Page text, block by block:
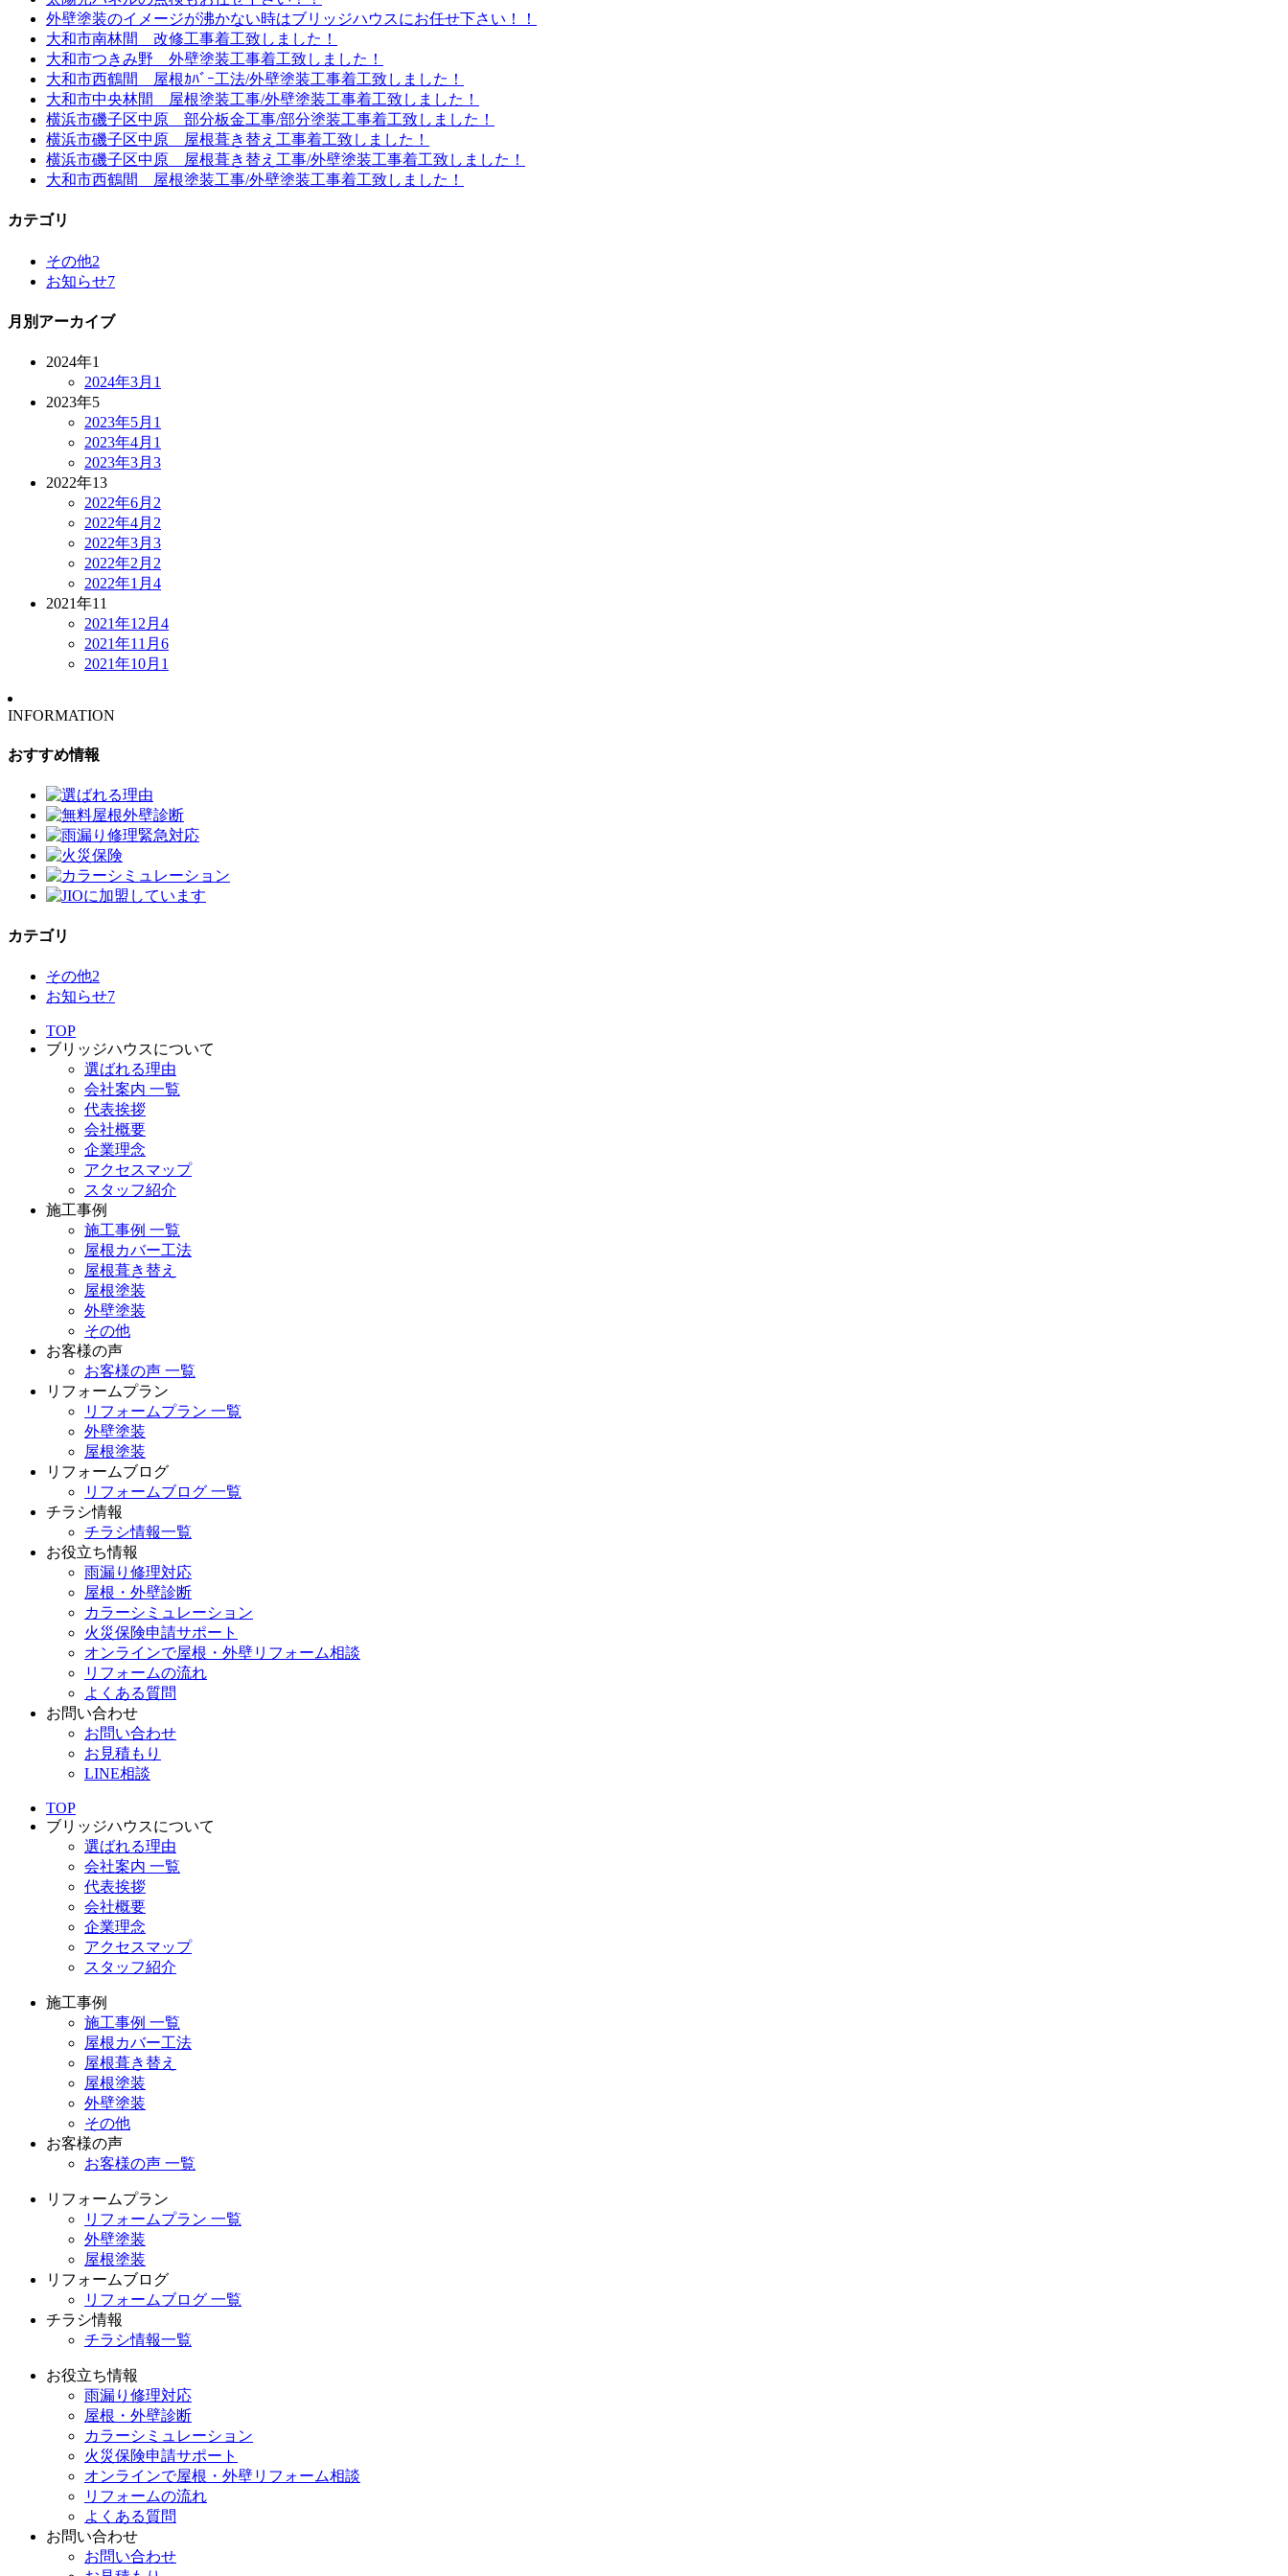
外壁塗装のイメージが沸かない時はブリッジハウスにお任せ下さい！！
大和市南林間 改修工事着工致しました！
大和市つきみ野 外壁塗装工事着工致しました！
大和市西鶴間 屋根ｶﾊﾞｰ工法/外壁塗装工事着工致しました！
大和市中央林間 屋根塗装工事/外壁塗装工事着工致しました！
横浜市磯子区中原 部分板金工事/部分塗装工事着工致しました！
横浜市磯子区中原 屋根葺き替え工事着工致しました！
横浜市磯子区中原 屋根葺き替え工事/外壁塗装工事着工致しました！
大和市西鶴間 屋根塗装工事/外壁塗装工事着工致しました！
カテゴリ
その他2
お知らせ7
月別アーカイブ
2024年1
2024年3月 1
2023年5
2023年5月 1
2023年4月 1
2023年3月 3
2022年13
2022年6月 2
2022年4月 2
2022年3月 3
2022年2月 2
2022年1月 4
2021年11
2021年12月 4
2021年11月 6
2021年10月 1
INFORMATION
おすすめ情報
カテゴリ
その他2
お知らせ7
TOP
ブリッジハウスについて
選ばれる理由
会社案内 一覧
代表挨拶
会社概要
企業理念
アクセスマップ
スタッフ紹介
施工事例
施工事例 一覧
屋根カバー工法
屋根葺き替え
屋根塗装
外壁塗装
その他
お客様の声
お客様の声 一覧
リフォームプラン
リフォームプラン 一覧
外壁塗装
屋根塗装
リフォームブログ
リフォームブログ 一覧
チラシ情報
チラシ情報一覧
お役立ち情報
雨漏り修理対応
屋根・外壁診断
カラーシミュレーション
火災保険申請サポート
オンラインで屋根・外壁リフォーム相談
リフォームの流れ
よくある質問
お問い合わせ
お問い合わせ
お見積もり
LINE相談
TOP
ブリッジハウスについて
選ばれる理由
会社案内 一覧
代表挨拶
会社概要
企業理念
アクセスマップ
スタッフ紹介
施工事例
施工事例 一覧
屋根カバー工法
屋根葺き替え
屋根塗装
外壁塗装
その他
お客様の声
お客様の声 一覧
リフォームプラン
リフォームプラン 一覧
外壁塗装
屋根塗装
リフォームブログ
リフォームブログ 一覧
チラシ情報
チラシ情報一覧
お役立ち情報
雨漏り修理対応
屋根・外壁診断
カラーシミュレーション
火災保険申請サポート
オンラインで屋根・外壁リフォーム相談
リフォームの流れ
よくある質問
お問い合わせ
お問い合わせ